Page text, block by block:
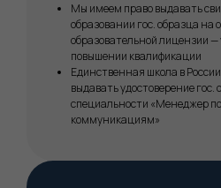
Мы имеем право выдавать
образовании гос. образца на
образовательной лицензии —
повышении квалификации
Единственная школа в
выдавать удостоверение гос.
специальности «Менеджер
коммуникациям»